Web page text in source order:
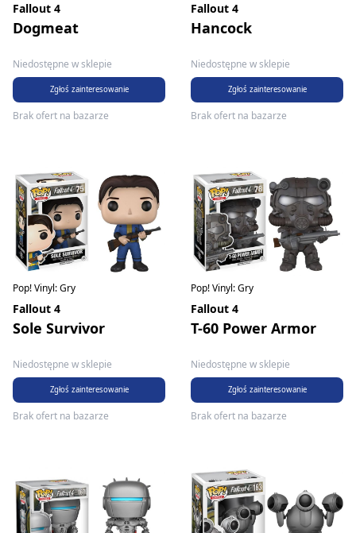
Fallout 4
Dogmeat
Niedostępne w sklepie
Zgłoś zainteresowanie
Brak ofert na bazarze
Fallout 4
Hancock
Niedostępne w sklepie
Zgłoś zainteresowanie
Brak ofert na bazarze
Pop! Vinyl: Gry
Fallout 4
Sole Survivor
Niedostępne w sklepie
Zgłoś zainteresowanie
Brak ofert na bazarze
Pop! Vinyl: Gry
Fallout 4
T-60 Power Armor
Niedostępne w sklepie
Zgłoś zainteresowanie
Brak ofert na bazarze